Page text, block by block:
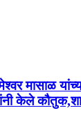
मासाळ
केले